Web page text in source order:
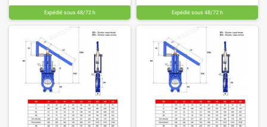
Expédié sous 48/72 h Expédié sous 48/72 h